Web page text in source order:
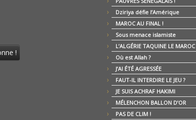
Dziriya défie l’Amérique
MAROC AU FINAL !
Sous menace islamiste
L’ALGÉRIE TAQUINE LE MAROC
Où est Allah ?
J’AI ÉTÉ AGRESSÉE
FAUT-IL INTERDIRE LE JEU ?
JE SUIS ACHRAF HAKIMI
MÉLENCHON BALLON D’OR
PAS DE CLIM !